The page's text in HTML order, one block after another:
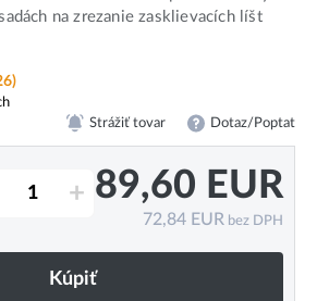
na zrezanie zasklievacích líšt
Strážiť tovar Dotaz/Poptat
+ 89,60 EUR
72,84 EUR bez DPH
Kúpiť